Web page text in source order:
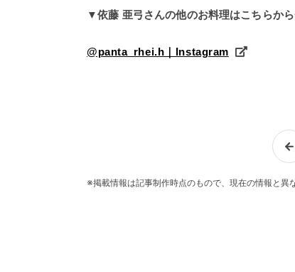
▼依藤 亜弓さんの他のお料理はこちらから
@panta_rhei.h｜Instagram
※掲載情報は記事制作時点のもので、現在の情報と異